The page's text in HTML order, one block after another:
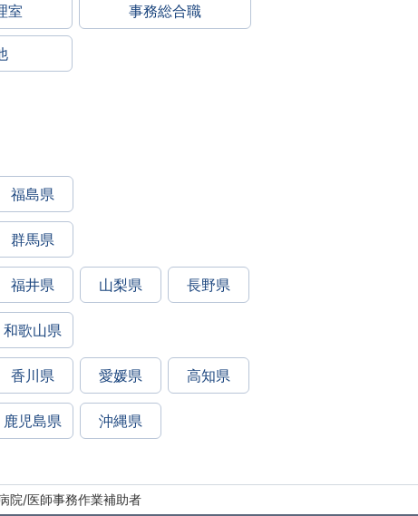
室 事務総合職
福島県
群馬県
福井県 山梨県 長野県
和歌山県
香川県 愛媛県 高知県
鹿児島県 沖縄県
院/医師事務作業補助者